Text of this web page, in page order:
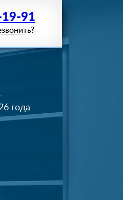
91
года